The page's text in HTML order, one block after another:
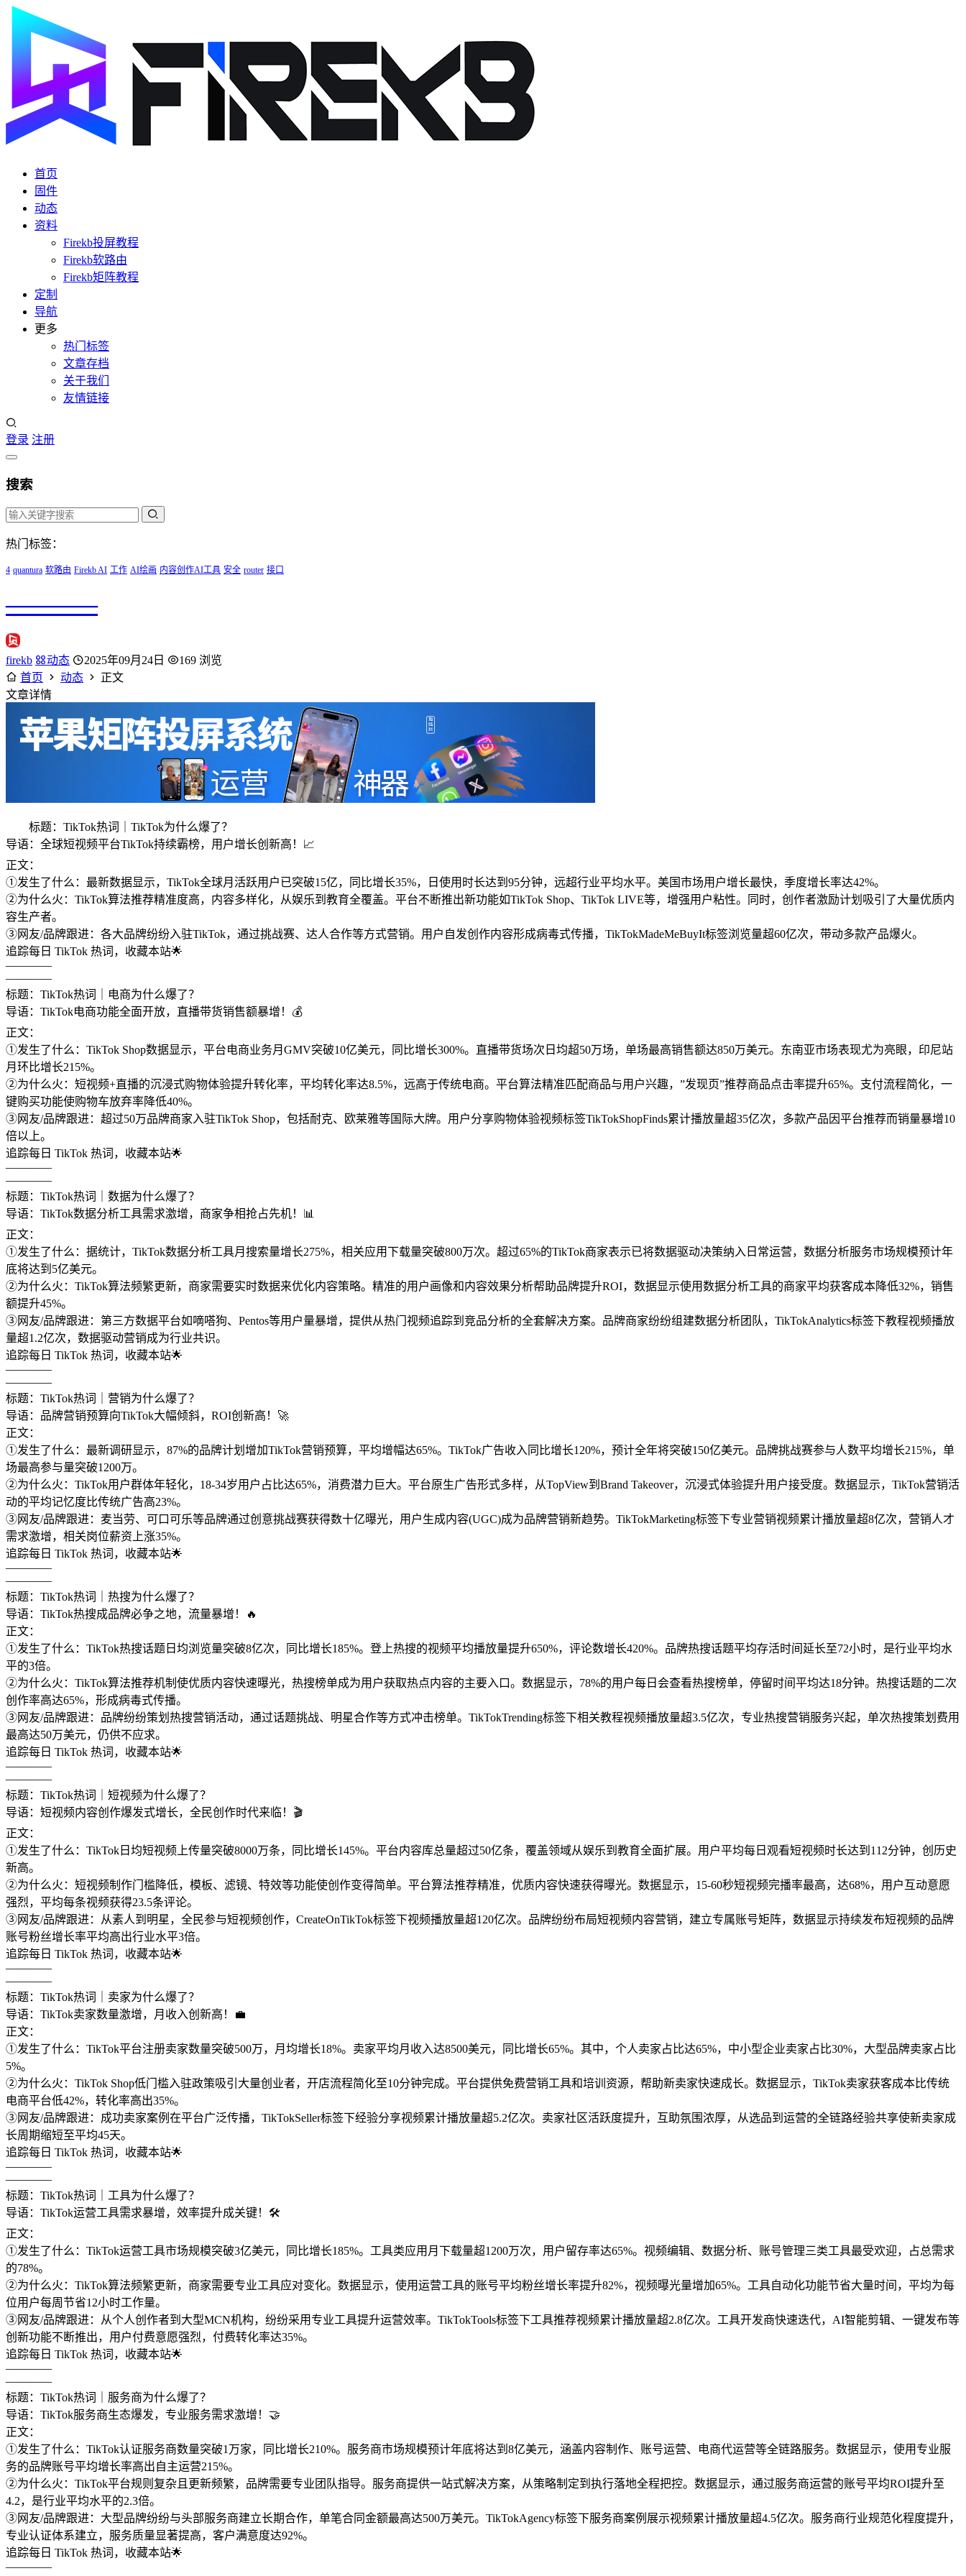
首页
固件
动态
资料
Firekb投屏教程
Firekb软路由
Firekb矩阵教程
定制
导航
更多
热门标签
文章存档
关于我们
友情链接
登录 注册
搜索
热门标签：
4 quantura 软路由 Firekb AI 工作 AI绘画 内容创作AI工具 安全 router 接口
————
firekb 动态 2025年09月24日
169 浏览
首页
动态
正文
文章详情
标题：TikTok热词｜TikTok为什么爆了？
导语：全球短视频平台TikTok持续霸榜，用户增长创新高！📈
正文：
①发生了什么：最新数据显示，TikTok全球月活跃用户已突破15亿，同比增长35%，日使用时长达到95分钟，远超行业平均水平。美国市场用户增长最快，季度增长率达42%。
②为什么火：TikTok算法推荐精准度高，内容多样化，从娱乐到教育全覆盖。平台不断推出新功能如TikTok Shop、TikTok LIVE等，增强用户粘性。同时，创作者激励计划吸引了大量优质内
容生产者。
③网友/品牌跟进：各大品牌纷纷入驻TikTok，通过挑战赛、达人合作等方式营销。用户自发创作内容形成病毒式传播，TikTokMadeMeBuyIt标签浏览量超60亿次，带动多款产品爆火。
追踪每日 TikTok 热词，收藏本站🌟
————
————
标题：TikTok热词｜电商为什么爆了？
导语：TikTok电商功能全面开放，直播带货销售额暴增！💰
正文：
①发生了什么：TikTok Shop数据显示，平台电商业务月GMV突破10亿美元，同比增长300%。直播带货场次日均超50万场，单场最高销售额达850万美元。东南亚市场表现尤为亮眼，印尼站
月环比增长215%。
②为什么火：短视频+直播的沉浸式购物体验提升转化率，平均转化率达8.5%，远高于传统电商。平台算法精准匹配商品与用户兴趣，”发现页”推荐商品点击率提升65%。支付流程简化，一
键购买功能使购物车放弃率降低40%。
③网友/品牌跟进：超过50万品牌商家入驻TikTok Shop，包括耐克、欧莱雅等国际大牌。用户分享购物体验视频标签TikTokShopFinds累计播放量超35亿次，多款产品因平台推荐而销量暴增10
倍以上。
追踪每日 TikTok 热词，收藏本站🌟
————
————
标题：TikTok热词｜数据为什么爆了？
导语：TikTok数据分析工具需求激增，商家争相抢占先机！📊
正文：
①发生了什么：据统计，TikTok数据分析工具月搜索量增长275%，相关应用下载量突破800万次。超过65%的TikTok商家表示已将数据驱动决策纳入日常运营，数据分析服务市场规模预计年
底将达到5亿美元。
②为什么火：TikTok算法频繁更新，商家需要实时数据来优化内容策略。精准的用户画像和内容效果分析帮助品牌提升ROI，数据显示使用数据分析工具的商家平均获客成本降低32%，销售
额提升45%。
③网友/品牌跟进：第三方数据平台如嘀嗒狗、Pentos等用户量暴增，提供从热门视频追踪到竞品分析的全套解决方案。品牌商家纷纷组建数据分析团队，TikTokAnalytics标签下教程视频播放
量超1.2亿次，数据驱动营销成为行业共识。
追踪每日 TikTok 热词，收藏本站🌟
————
————
标题：TikTok热词｜营销为什么爆了？
导语：品牌营销预算向TikTok大幅倾斜，ROI创新高！🚀
正文：
①发生了什么：最新调研显示，87%的品牌计划增加TikTok营销预算，平均增幅达65%。TikTok广告收入同比增长120%，预计全年将突破150亿美元。品牌挑战赛参与人数平均增长215%，单
场最高参与量突破1200万。
②为什么火：TikTok用户群体年轻化，18-34岁用户占比达65%，消费潜力巨大。平台原生广告形式多样，从TopView到Brand Takeover，沉浸式体验提升用户接受度。数据显示，TikTok营销活
动的平均记忆度比传统广告高23%。
③网友/品牌跟进：麦当劳、可口可乐等品牌通过创意挑战赛获得数十亿曝光，用户生成内容(UGC)成为品牌营销新趋势。TikTokMarketing标签下专业营销视频累计播放量超8亿次，营销人才
需求激增，相关岗位薪资上涨35%。
追踪每日 TikTok 热词，收藏本站🌟
————
————
标题：TikTok热词｜热搜为什么爆了？
导语：TikTok热搜成品牌必争之地，流量暴增！🔥
正文：
①发生了什么：TikTok热搜话题日均浏览量突破8亿次，同比增长185%。登上热搜的视频平均播放量提升650%，评论数增长420%。品牌热搜话题平均存活时间延长至72小时，是行业平均水
平的3倍。
②为什么火：TikTok算法推荐机制使优质内容快速曝光，热搜榜单成为用户获取热点内容的主要入口。数据显示，78%的用户每日会查看热搜榜单，停留时间平均达18分钟。热搜话题的二次
创作率高达65%，形成病毒式传播。
③网友/品牌跟进：品牌纷纷策划热搜营销活动，通过话题挑战、明星合作等方式冲击榜单。TikTokTrending标签下相关教程视频播放量超3.5亿次，专业热搜营销服务兴起，单次热搜策划费用
最高达50万美元，仍供不应求。
追踪每日 TikTok 热词，收藏本站🌟
————
————
标题：TikTok热词｜短视频为什么爆了？
导语：短视频内容创作爆发式增长，全民创作时代来临！🎬
正文：
①发生了什么：TikTok日均短视频上传量突破8000万条，同比增长145%。平台内容库总量超过50亿条，覆盖领域从娱乐到教育全面扩展。用户平均每日观看短视频时长达到112分钟，创历史
新高。
②为什么火：短视频制作门槛降低，模板、滤镜、特效等功能使创作变得简单。平台算法推荐精准，优质内容快速获得曝光。数据显示，15-60秒短视频完播率最高，达68%，用户互动意愿
强烈，平均每条视频获得23.5条评论。
③网友/品牌跟进：从素人到明星，全民参与短视频创作，CreateOnTikTok标签下视频播放量超120亿次。品牌纷纷布局短视频内容营销，建立专属账号矩阵，数据显示持续发布短视频的品牌
账号粉丝增长率平均高出行业水平3倍。
追踪每日 TikTok 热词，收藏本站🌟
————
————
标题：TikTok热词｜卖家为什么爆了？
导语：TikTok卖家数量激增，月收入创新高！💼
正文：
①发生了什么：TikTok平台注册卖家数量突破500万，月均增长18%。卖家平均月收入达8500美元，同比增长65%。其中，个人卖家占比达65%，中小型企业卖家占比30%，大型品牌卖家占比
5%。
②为什么火：TikTok Shop低门槛入驻政策吸引大量创业者，开店流程简化至10分钟完成。平台提供免费营销工具和培训资源，帮助新卖家快速成长。数据显示，TikTok卖家获客成本比传统
电商平台低42%，转化率高出35%。
③网友/品牌跟进：成功卖家案例在平台广泛传播，TikTokSeller标签下经验分享视频累计播放量超5.2亿次。卖家社区活跃度提升，互助氛围浓厚，从选品到运营的全链路经验共享使新卖家成
长周期缩短至平均45天。
追踪每日 TikTok 热词，收藏本站🌟
————
————
标题：TikTok热词｜工具为什么爆了？
导语：TikTok运营工具需求暴增，效率提升成关键！🛠️
正文：
①发生了什么：TikTok运营工具市场规模突破3亿美元，同比增长185%。工具类应用月下载量超1200万次，用户留存率达65%。视频编辑、数据分析、账号管理三类工具最受欢迎，占总需求
的78%。
②为什么火：TikTok算法频繁更新，商家需要专业工具应对变化。数据显示，使用运营工具的账号平均粉丝增长率提升82%，视频曝光量增加65%。工具自动化功能节省大量时间，平均为每
位用户每周节省12小时工作量。
③网友/品牌跟进：从个人创作者到大型MCN机构，纷纷采用专业工具提升运营效率。TikTokTools标签下工具推荐视频累计播放量超2.8亿次。工具开发商快速迭代，AI智能剪辑、一键发布等
创新功能不断推出，用户付费意愿强烈，付费转化率达35%。
追踪每日 TikTok 热词，收藏本站🌟
————
————
标题：TikTok热词｜服务商为什么爆了？
导语：TikTok服务商生态爆发，专业服务需求激增！🤝
正文：
①发生了什么：TikTok认证服务商数量突破1万家，同比增长210%。服务商市场规模预计年底将达到8亿美元，涵盖内容制作、账号运营、电商代运营等全链路服务。数据显示，使用专业服
务的品牌账号平均增长率高出自主运营215%。
②为什么火：TikTok平台规则复杂且更新频繁，品牌需要专业团队指导。服务商提供一站式解决方案，从策略制定到执行落地全程把控。数据显示，通过服务商运营的账号平均ROI提升至
4.2，是行业平均水平的2.3倍。
③网友/品牌跟进：大型品牌纷纷与头部服务商建立长期合作，单笔合同金额最高达500万美元。TikTokAgency标签下服务商案例展示视频累计播放量超4.5亿次。服务商行业规范化程度提升，
专业认证体系建立，服务质量显著提高，客户满意度达92%。
追踪每日 TikTok 热词，收藏本站🌟
————